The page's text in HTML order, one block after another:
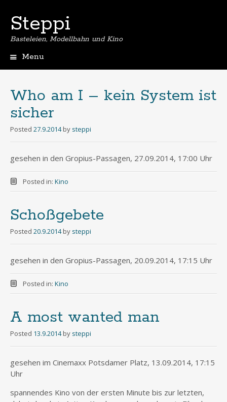
Steppi
Basteleien, Modellbahn und Kino
Menu
Who am I – kein System ist
sicher
Posted 27.9.2014 by steppi
gesehen in den Gropius-Passagen, 27.09.2014, 17:00 Uhr
Posted in: Kino
Schoßgebete
Posted 20.9.2014 by steppi
gesehen in den Gropius-Passagen, 20.09.2014, 17:15 Uhr
Posted in: Kino
A most wanted man
Posted 13.9.2014 by steppi
gesehen im Cinemaxx Potsdamer Platz, 13.09.2014, 17:15
Uhr
spannendes Kino von der ersten Minute bis zur letzten,